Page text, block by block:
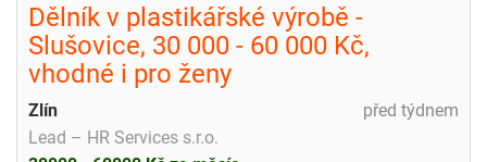
Dělník v plastikářské výrobě -
Slušovice, 30 000 - 60 000 Kč,
vhodné i pro ženy
před týdnem
Zlín
Lead – HR Services s.r.o.